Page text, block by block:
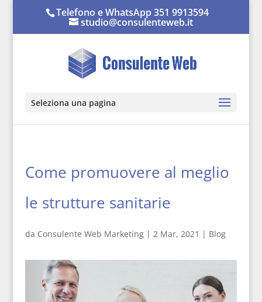
Telefono e WhatsApp 351 9913594
studio@consulenteweb.it
Seleziona una pagina
Come promuovere al meglio
le strutture sanitarie
da Consulente Web Marketing| 2 Mar, 2021 | Blog